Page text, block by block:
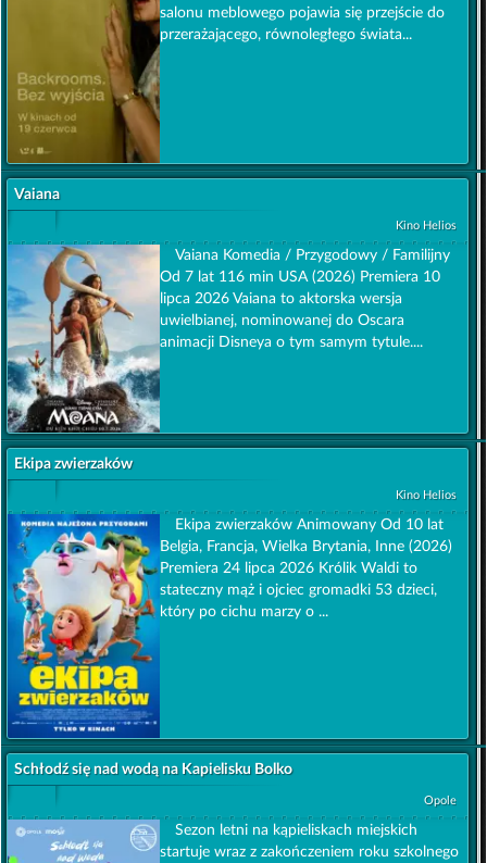
salonu meblowego pojawia się przejście do
przerażającego, równoległego świata...
Vaiana
Kino Helios
Vaiana Komedia / Przygodowy / Familijny
Od 7 lat 116 min USA (2026) Premiera 10
lipca 2026 Vaiana to aktorska wersja
uwielbianej, nominowanej do Oscara
animacji Disneya o tym samym tytule....
Ekipa zwierzaków
Kino Helios
Ekipa zwierzaków Animowany Od 10 lat
Belgia, Francja, Wielka Brytania, Inne (2026)
Premiera 24 lipca 2026 Królik Waldi to
stateczny mąż i ojciec gromadki 53 dzieci,
który po cichu marzy o ...
Schłodź się nad wodą na Kapielisku Bolko
Opole
Sezon letni na kąpieliskach miejskich
startuje wraz z zakończeniem roku szkolnego